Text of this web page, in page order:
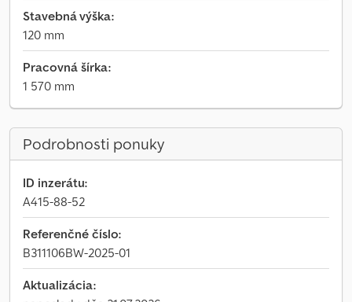
Stavebná výška:
120 mm
Pracovná šírka:
1 570 mm
Podrobnosti ponuky
ID inzerátu:
A415-88-52
Referenčné číslo:
B311106BW-2025-01
Aktualizácia: